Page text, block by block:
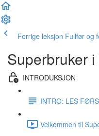
Forrige leksjon Fullfør og
Superbruker i
INTRODUKSJON
INTRO: LES
Velkommen til